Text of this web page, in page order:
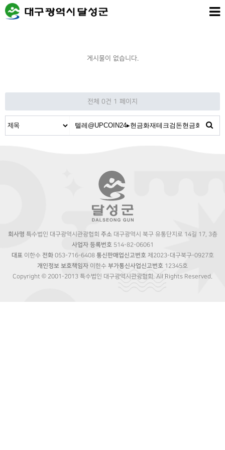
게시물이 없습니다.
전체 0건 1 페이지
회사명 특수법인 대구광역시관광협회 주소대구광역시 북구 유통단지로 14길 17, 3층
사업자 등록번호514-82-06061
대표이한수 전화053-716-6408 통신판매업신고번호제2023-대구북구-0927호
개인정보 보호책임자 이한수 부가통신사업신고번호 12345호
Copyright © 2001-2013 특수법인 대구광역시관광협회. All Rights Reserved.